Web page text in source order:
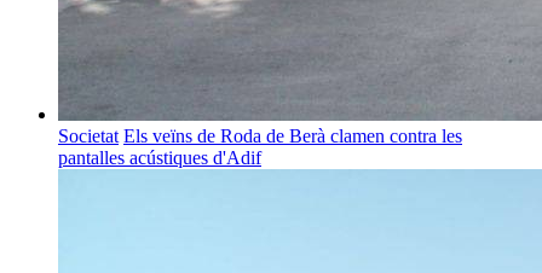
Societat Els veïns de Roda de Berà clamen contra les
pantalles acústiques d'Adif